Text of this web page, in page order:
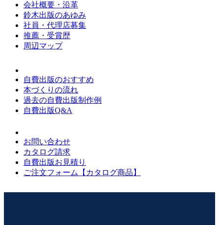
会社概要・沿革
鈴木出版のあゆみ
社員・代理店募集
推薦・受賞歴
周辺マップ
自費出版のおすすめ
本づくりの流れ
過去の自費出版制作例
自費出版Q&A
お問い合わせ
カタログ請求
自費出版お見積り
ご注文フォーム【カタログ商品】